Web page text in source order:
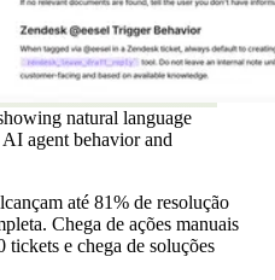
natural language
agent behavior and
até 81% de resolução
Chega de ações manuais
tickets e chega de soluções